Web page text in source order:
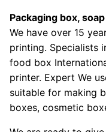
Packaging box,
We have over 15
printing. Specialists
food box
printer. Expert We
suitable for making
boxes, cosmetic